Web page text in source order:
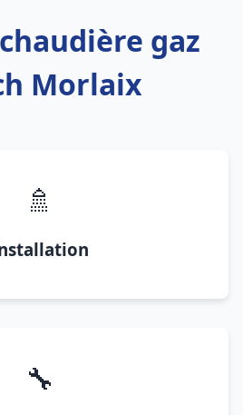
gaz
Morlaix
🚿
🔧